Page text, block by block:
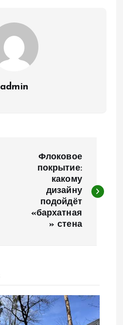
admin
Флоковое
покрытие:
какому
дизайну
подойдёт
«бархатная
» стена